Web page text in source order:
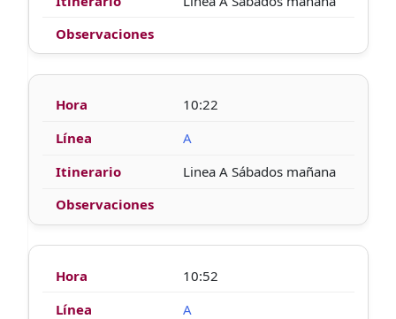
10:22
A
Linea A Sábados mañana
10:52
A